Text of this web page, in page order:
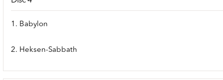
1. Babylon
2. Heksen-Sabbath